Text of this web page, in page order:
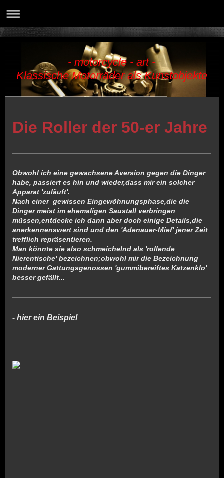
- motorcycle - art -
Klassische Motorräder als Kunstobjekte
Klassische Motorräder als Kunstobjekte
- 05605-8064434 -
Die Roller der 50-er Jahre
Obwohl ich eine gewachsene Aversion gegen die Dinger
habe, passiert es hin und wieder,dass mir ein solcher
Apparat 'zuläuft'.
Nach einer gewissen Eingewöhnungsphase,die die
Dinger meist im ehemaligen Saustall verbringen
müssen,entdecke ich dann aber doch einige Details,die
anerkennenswert sind und den 'Adenauer-Mief' jener Zeit
trefflich repräsentieren.
Man könnte sie also schmeichelnd als 'rollende
Nierentische' bezeichnen;obwohl mir die Bezeichnung
moderner Gattungsgenossen 'gummibereiftes Katzenklo'
besser gefällt...
- hier ein Beispiel